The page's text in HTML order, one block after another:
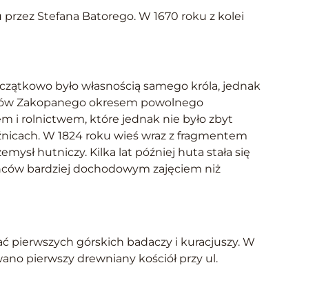
Stefana Batorego. W 1670 roku z kolei
było własnością samego króla, jednak
Zakopanego okresem powolnego
i rolnictwem, które jednak nie było zbyt
W 1824 roku wieś wraz z fragmentem
hutniczy. Kilka lat później huta stała się
bardziej dochodowym zajęciem niż
pierwszych górskich badaczy i kuracjuszy. W
pierwszy drewniany kościół przy ul.